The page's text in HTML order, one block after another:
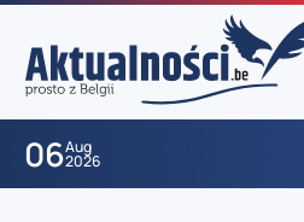
06Aug
2026